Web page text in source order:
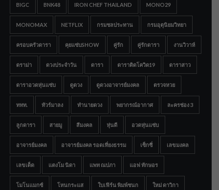
BIGC BNK48 IRON CHEF THAILAND MONO29
MONOMAX NETFLIX กรมชลประทาน กรมอุตุนิยมวิทยา
ครอบครัวดารา คุยแซ่บSHOW คู่รัก คู่รักดารา งานวิวาห์
ดราม่า ดวงประจำวัน ดารา ดาราติดโควิด19 ดาราสาว
ดาราอวดหุ่นแซ่บ ดูดวง ดูดวงอาจารย์มงคล ตรวจหวย
ททท. ทัวร์มาลง ทำนายดวง พยากรณ์อากาศ ละครช่อง 3
ลูกดารา สายมู สีมงคล หุ่นดี อวดหุ่นแซ่บ
อาจารย์มงคล อาจารย์มงคล รอดเที่ยงธรรม เซ็กซี่ เลขมงคล
เลขเด็ด แตงโม นิดา แพท ณปภา แอฟ ทักษอร
โมโนแมกซ์ โหนกระแส ใบเฟิร์น พิมพ์ชนก ใหม่ ดาวิกา